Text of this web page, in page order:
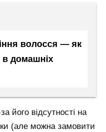
волосся — як
в домашніх
його відсутності на
(але можна замовити